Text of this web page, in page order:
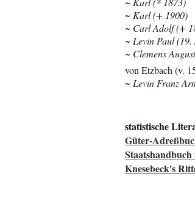
~ Karl (+ 1900)
~ Carl Adolf (+
~ Levin Paul (19.
~ Clemens
von Etzbach (v.
~ Levin Franz
statistische
Güter-
Knesebeck's